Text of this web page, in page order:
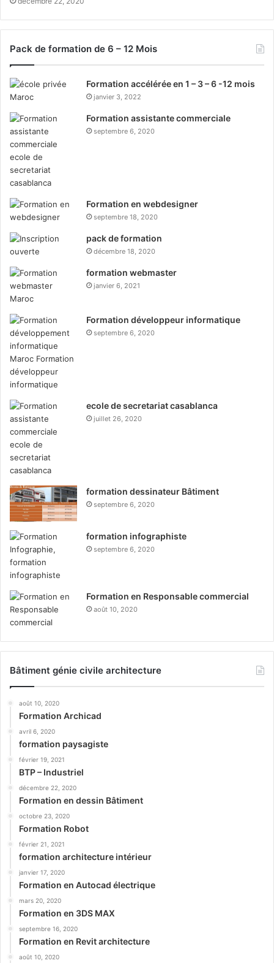
Pack de formation de 6 – 12 Mois
Formation accélérée en 1 – 3 – 6 -12 mois
janvier 3, 2022
Formation assistante commerciale
septembre 6, 2020
Formation en webdesigner
septembre 18, 2020
pack de formation
décembre 18, 2020
formation webmaster
janvier 6, 2021
Formation développeur informatique
septembre 6, 2020
ecole de secretariat casablanca
juillet 26, 2020
formation dessinateur Bâtiment
septembre 6, 2020
formation infographiste
septembre 6, 2020
Formation en Responsable commercial
août 10, 2020
Bâtiment génie civile architecture
août 10, 2020
Formation Archicad
avril 6, 2020
formation paysagiste
février 19, 2021
BTP – Industriel
décembre 22, 2020
Formation en dessin Bâtiment
octobre 23, 2020
Formation Robot
février 21, 2021
formation architecture intérieur
janvier 17, 2020
Formation en Autocad électrique
mars 20, 2020
Formation en 3DS MAX
septembre 16, 2020
Formation en Revit architecture
août 10, 2020